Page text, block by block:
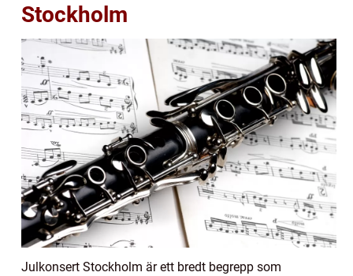
Stockholm
Julkonsert Stockholm är ett bredt begrepp som